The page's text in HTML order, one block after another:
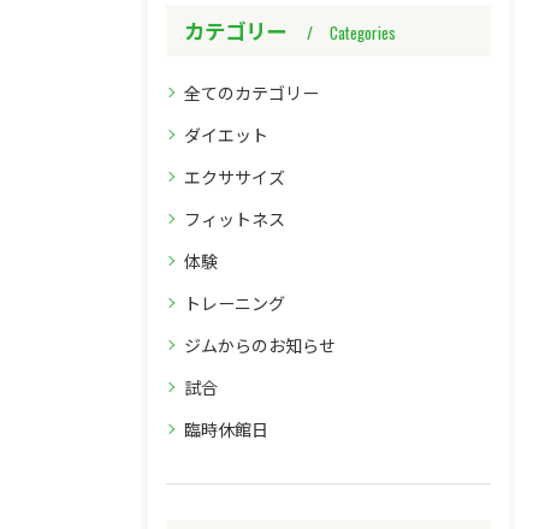
カテゴリー Categories
全てのカテゴリー
ダイエット
エクササイズ
フィットネス
体験
トレーニング
ジムからのお知らせ
試合
臨時休館日